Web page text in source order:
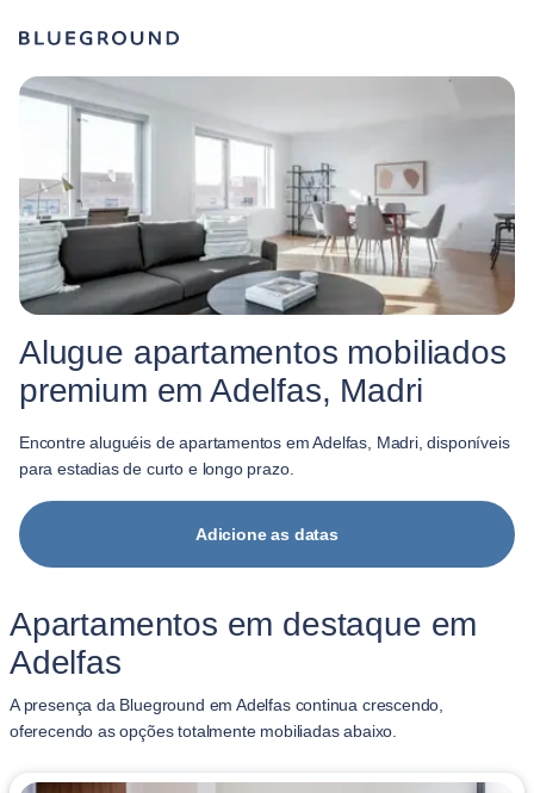
Alugue apartamentos mobiliados
premium em Adelfas, Madri
Encontre aluguéis de apartamentos em Adelfas, Madri, disponíveis
para estadias de curto e longo prazo.
Adicione as datas
Apartamentos em destaque em
Adelfas
A presença da Blueground em Adelfas continua crescendo,
oferecendo as opções totalmente mobiliadas abaixo.